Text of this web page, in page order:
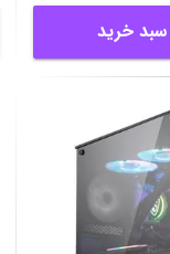
سبد خرید